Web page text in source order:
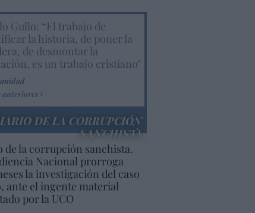
Gullo: “El trabajo de
la historia, de poner la
de desmontar la
es un trabajo cristiano"
anteriores
DE LA CORRUPCIÓN
SANCHISTA
de la corrupción sanchista.
Nacional prorroga
la investigación del caso
ante el ingente material
por la UCO